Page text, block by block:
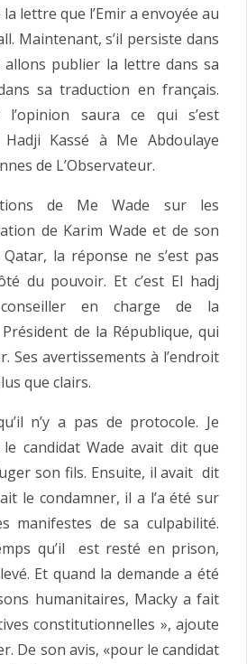
lettre que l’Emir a envoyée au
Maintenant, s’il persiste dans
allons publier la lettre dans sa
sa traduction en français.
l’opinion saura ce qui s’est
Kassé à Me Abdoulaye
de L’Observateur.
de Me Wade sur les
de Karim Wade et de son
la réponse ne s’est pas
du pouvoir. Et c’est El hadj
en charge de la
de la République, qui
Ses avertissements à l’endroit
que clairs.
n’y a pas de protocole. Je
candidat Wade avait dit que
son fils. Ensuite, il avait dit
le condamner, il a l’a été sur
manifestes de sa culpabilité.
qu’il est resté en prison,
Et quand la demande a été
humanitaires, Macky a fait
constitutionnelles », ajoute
De son avis, «pour le candidat